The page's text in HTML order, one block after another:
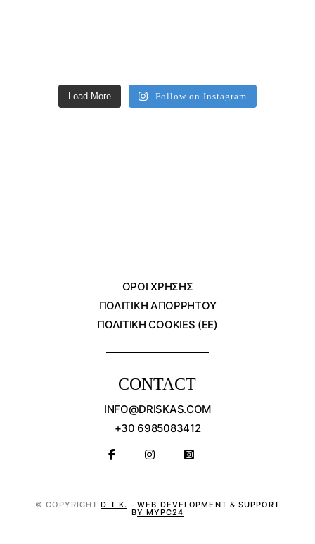
Load More Follow on Instagram
ΌΡΟΙ ΧΡΗΣΗΣ
ΠΟΛΙΤΙΚΗ ΑΠΟΡΡΗΤΟΥ
ΠΟΛΙΤΙΚΗ COOKIES (ΕΕ)
CONTACT
INFO@DRISKAS.COM
+30 6985083412
© COPYRIGHTD.T.K. -WEB DEVELOPMENT & SUPPORT
BY MYPC24